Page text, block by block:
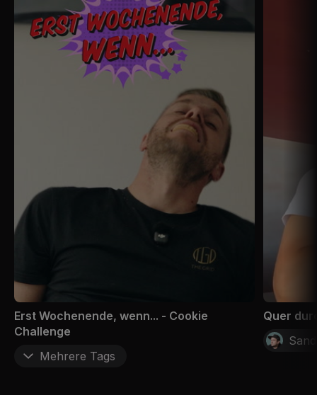
Erst Wochenende, wenn... - Cookie
Challenge
Mehrere Tags
Quer